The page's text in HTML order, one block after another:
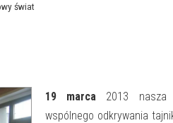
świat
19 marca 2013 nasza
wspólnego odkrywania